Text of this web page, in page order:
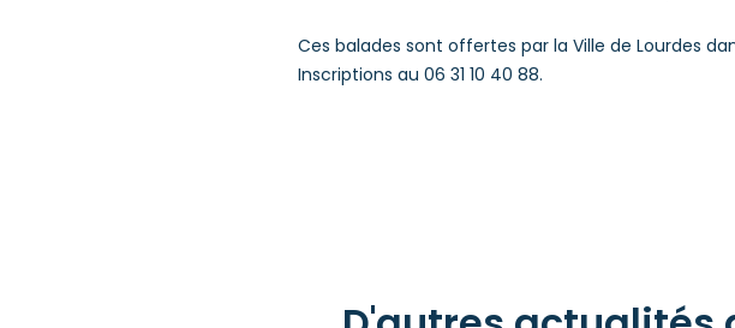
Ces balades sont offertes par la Ville de Lourdes
Inscriptions au 06 31 10 40 88.